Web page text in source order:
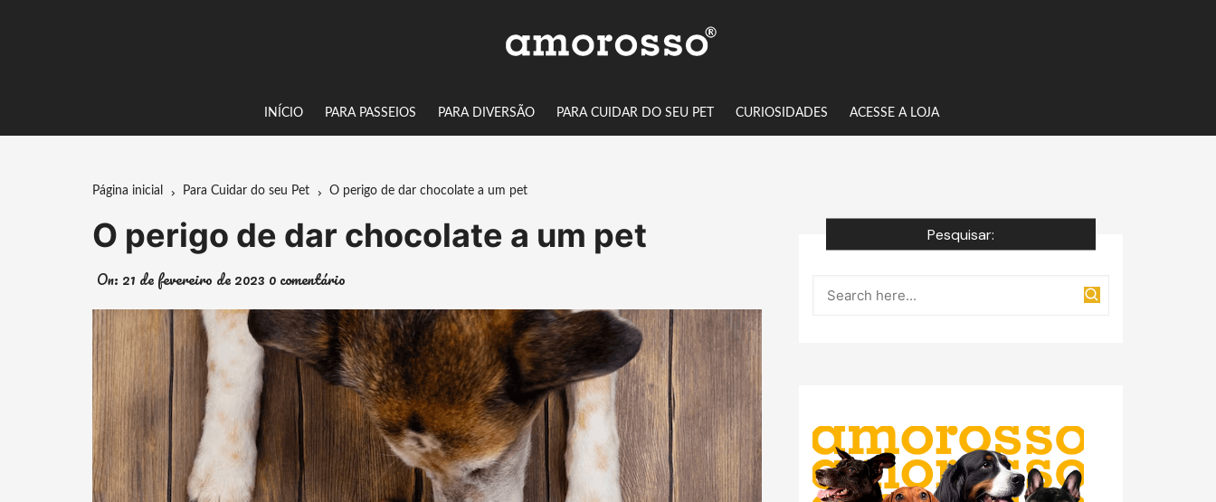
INÍCIO PARA PASSEIOS PARA DIVERSÃO PARA CUIDAR DO SEU PET CURIOSIDADES ACESSE A LOJA
Página inicial Para Cuidar do seu Pet O perigo de dar chocolate a um pet
O perigo de dar chocolate a um pet
On: 21 de fevereiro de 2023 0 comentário
Pesquisar: